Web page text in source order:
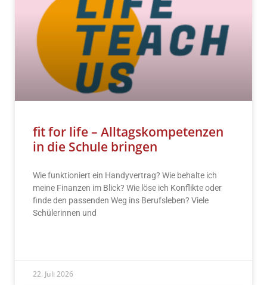
fit for life – Alltagskompetenzen
in die Schule bringen
Wie funktioniert ein Handyvertrag? Wie behalte ich
meine Finanzen im Blick? Wie löse ich Konflikte oder
finde den passenden Weg ins Berufsleben? Viele
Schülerinnen und
22. Juli 2026